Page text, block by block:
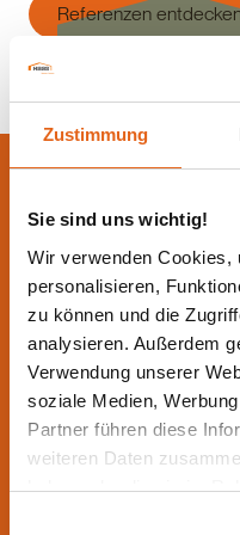
Zustimmung
Sie sind uns wichtig!
Wir verwenden Cookies,
personalisieren,
zu können und die
analysieren. Außerdem
Verwendung unserer
soziale Medien,
Partner führen diese
weiteren Daten
haben oder die sie im
Referenzen